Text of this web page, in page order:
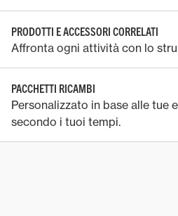
PRODOTTI E ACCESSORI CORRELATI
Affronta ogni attività con lo
PACCHETTI RICAMBI
Personalizzato in base alle tue
secondo i tuoi tempi.